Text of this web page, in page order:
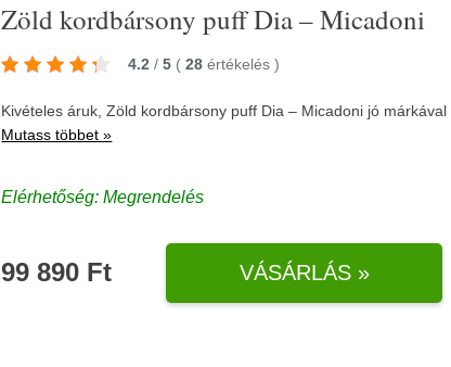
Zöld kordbársony puff Dia – Micadoni
4.2 / 5 ( 28 értékelés)
Kivételes áruk, Zöld kordbársony puff Dia – Micadoni jó márkával
Mutass többet »
Elérhetőség: Megrendelés
99 890 Ft VÁSÁRLÁS »